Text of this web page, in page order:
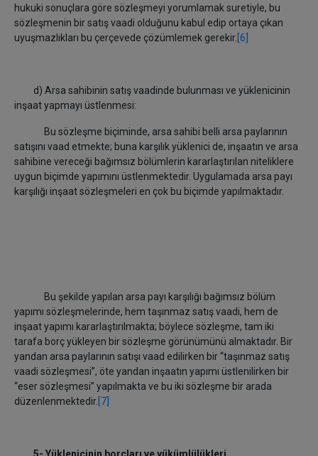
hukuki sonuçlara göre sözleşmeyi yorumlamak suretiyle, bu
sözleşmenin bir satış vaadi olduğunu kabul edip ortaya çıkan
uyuşmazlıkları bu çerçevede çözümlemek gerekir. [6]
d) Arsa sahibinin satış vaadinde bulunması ve yüklenicinin
inşaat yapmayı üstlenmesi:
Bu sözleşme biçiminde, arsa sahibi belli arsa paylarının
satışını vaad etmekte; buna karşılık yüklenici de, inşaatın ve arsa
sahibine vereceği bağımsız bölümlerin kararlaştırılan niteliklere
uygun biçimde yapımını üstlenmektedir. Uygulamada arsa payı
karşılığı inşaat sözleşmeleri en çok bu biçimde yapılmaktadır.
Bu şekilde yapılan arsa payı karşılığı bağımsız bölüm
yapımı sözleşmelerinde, hem taşınmaz satış vaadi, hem de
inşaat yapımı kararlaştırılmakta; böylece sözleşme, tam iki
tarafa borç yükleyen bir sözleşme görünümünü almaktadır. Bir
yandan arsa paylarının satışı vaad edilirken bir “taşınmaz satış
vaadi sözleşmesi”, öte yandan inşaatın yapımı üstlenilirken bir
“eser sözleşmesi” yapılmakta ve bu iki sözleşme bir arada
düzenlenmektedir. [7]